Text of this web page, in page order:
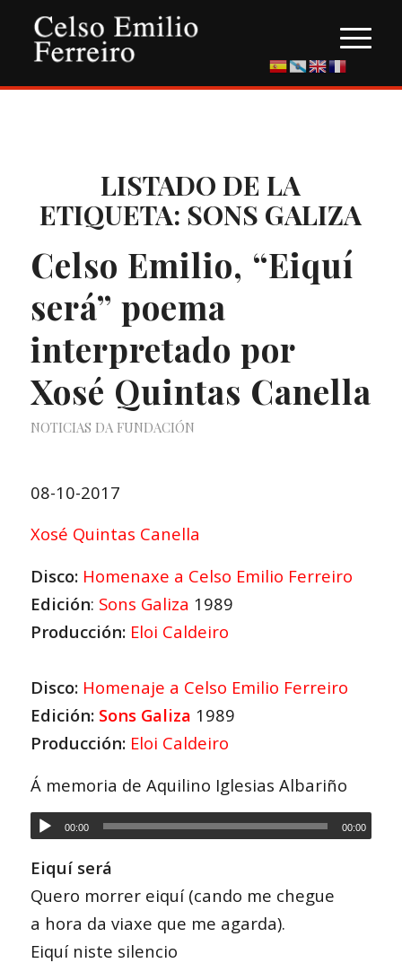
LISTADO DE LA
ETIQUETA: SONS GALIZA
Celso Emilio, “Eiquí
será” poema
interpretado por
Xosé Quintas Canella
NOTICIAS DA FUNDACIÓN
08-10-2017
Xosé Quintas Canella
Disco:Homenaxe a Celso Emilio Ferreiro
Edición: Sons Galiza 1989
Producción:Eloi Caldeiro
Disco: Homenaje a Celso Emilio Ferreiro
Edición: Sons Galiza 1989
Producción: Eloi Caldeiro
Á memoria de Aquilino Iglesias Albariño
00:00 00:00
Eiquí será
Quero morrer eiquí (cando me chegue
a hora da viaxe que me agarda).
Eiquí niste silencio